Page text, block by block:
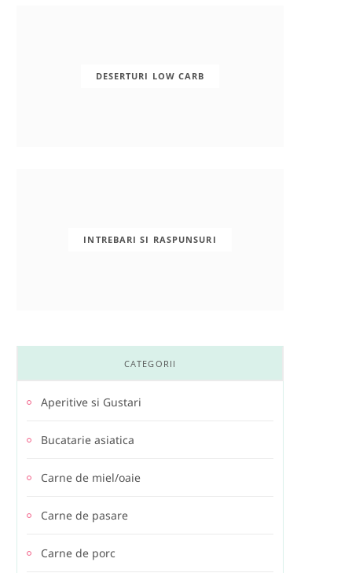
DESERTURI LOW CARB
INTREBARI SI RASPUNSURI
CATEGORII
Aperitive si Gustari
Bucatarie asiatica
Carne de miel/oaie
Carne de pasare
Carne de porc